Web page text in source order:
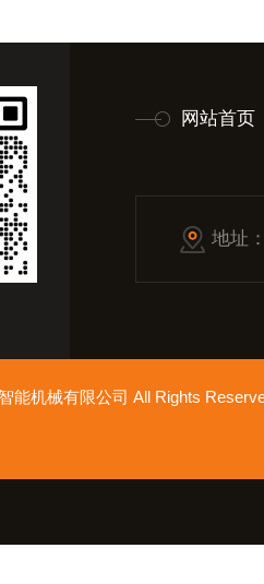
网站首页
地址
能机械有限公司 All Rights